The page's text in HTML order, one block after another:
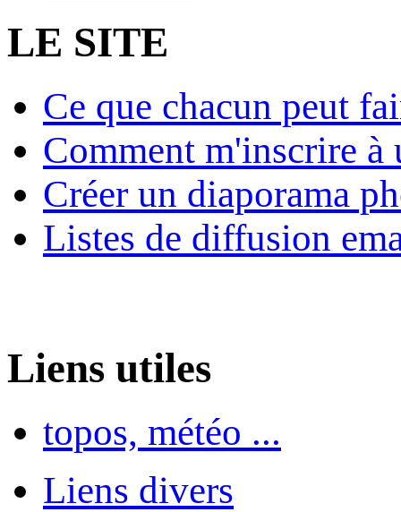
LE SITE
Ce que chacun peut
Comment m'inscrire à
Créer un diaporama
Listes de diffusion
Liens utiles
topos, météo ...
Liens divers